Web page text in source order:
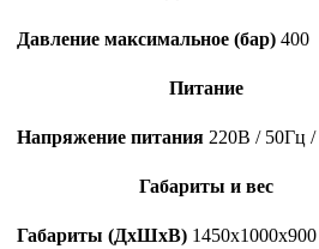
Давление максимальное (бар) 400
Питание
Напряжение питания 220В / 50Гц
Габариты и вес
Габариты (ДхШхВ) 1450х1000х900